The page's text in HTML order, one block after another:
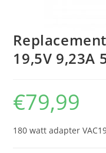
19,5V 9,23A
€79,99
180 watt adapter